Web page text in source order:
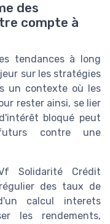
des
compte à
tendances à long
sur les stratégies
un contexte où les
rester ainsi, se lier
bloqué peut
contre une
Solidarité Crédit
des taux de
calcul interets
les rendements,